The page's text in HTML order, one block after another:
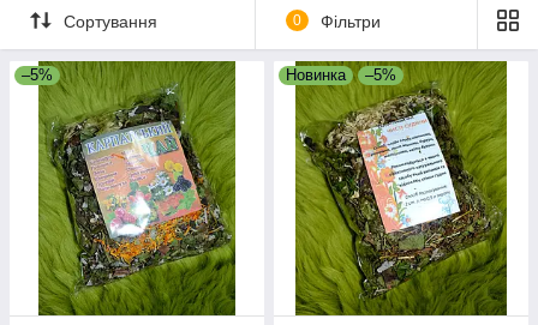
Сортування 0 Фільтри
–5% Новинка –5%